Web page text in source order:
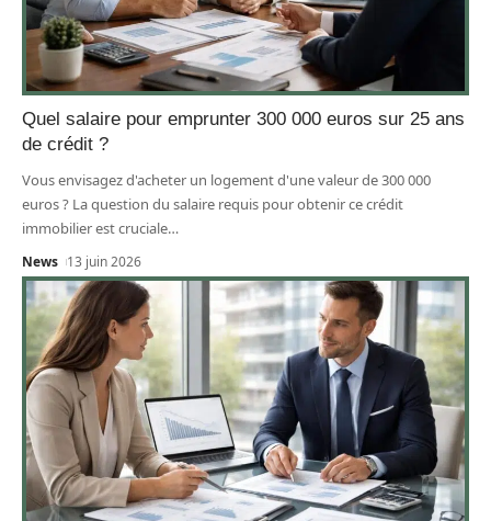
Quel salaire pour emprunter 300 000 euros sur 25 ans
de crédit ?
Vous envisagez d'acheter un logement d'une valeur de 300 000
euros ? La question du salaire requis pour obtenir ce crédit
immobilier est cruciale…
News 13 juin 2026